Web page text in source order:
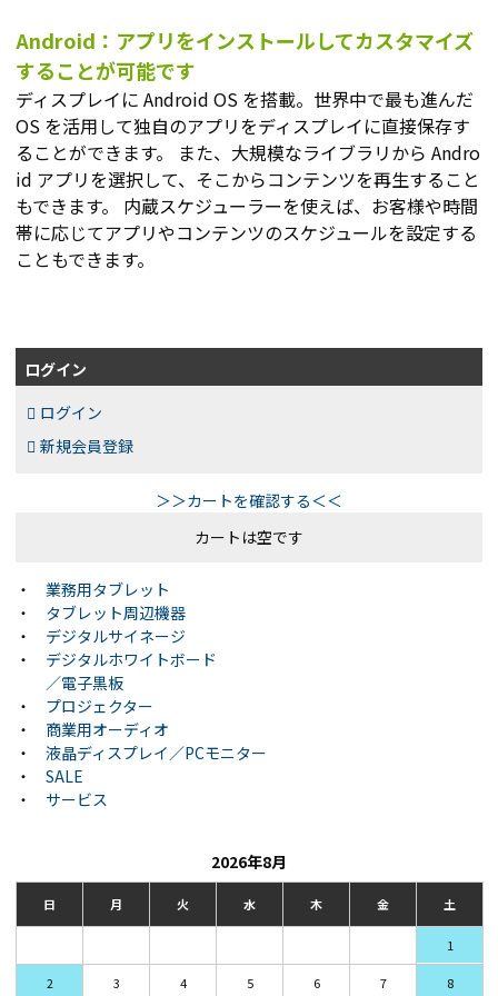
Android：アプリをインストールしてカスタマイズ
することが可能です
ディスプレイに Android OS を搭載。世界中で最も進んだ
OS を活用して独自のアプリをディスプレイに直接保存す
ることができます。 また、大規模なライブラリから Andro
id アプリを選択して、そこからコンテンツを再生すること
もできます。 内蔵スケジューラーを使えば、お客様や時間
帯に応じてアプリやコンテンツのスケジュールを設定する
こともできます。
ログイン
ログイン
新規会員登録
＞＞カートを確認する＜＜
カートは空です
・
業務用タブレット
・
タブレット周辺機器
・
デジタルサイネージ
・
デジタルホワイトボード
／電子黒板
・
プロジェクター
・
商業用オーディオ
・
液晶ディスプレイ／PCモニター
・
SALE
・
サービス
2026年8月
日 月 火 水 木 金 土
1
2 3 4 5 6 7 8